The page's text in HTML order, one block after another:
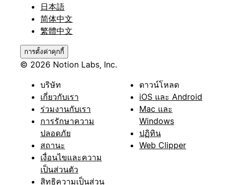
日本語
简体中文
繁體中文
การตั้งค่าคุกกี้
© 2026 Notion Labs, Inc.
บริษัท
เกี่ยวกับเรา
ร่วมงานกับเรา
การรักษาความ
ปลอดภัย
สถานะ
เงื่อนไขและความ
เป็นส่วนตัว
สิทธิความเป็นส่วน
ดาวน์โหลด
iOS และ Android
Mac และ
Windows
ปฏิทิน
Web Clipper